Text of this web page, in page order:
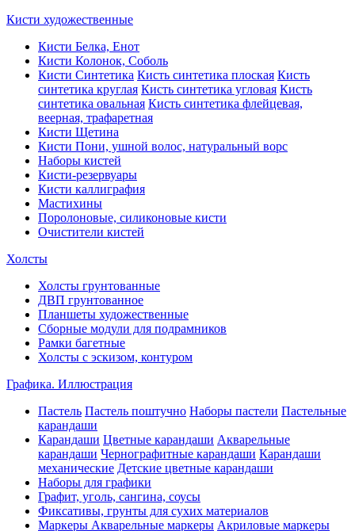
Кисти художественные
Кисти Белка, Енот
Кисти Колонок, Соболь
Кисти Синтетика Кисть синтетика плоская Кисть
синтетика круглая Кисть синтетика угловая Кисть
синтетика овальная Кисть синтетика флейцевая,
веерная, трафаретная
Кисти Щетина
Кисти Пони, ушной волос, натуральный ворс
Наборы кистей
Кисти-резервуары
Кисти каллиграфия
Мастихины
Поролоновые, силиконовые кисти
Очистители кистей
Холсты
Холсты грунтованные
ДВП грунтованное
Планшеты художественные
Сборные модули для подрамников
Рамки багетные
Холсты c эскизом, контуром
Графика. Иллюстрация
Пастель Пастель поштучно Наборы пастели Пастельные
карандаши
Карандаши Цветные карандаши Акварельные
карандаши Чернографитные карандаши Карандаши
механические Детские цветные карандаши
Наборы для графики
Графит, уголь, сангина, соусы
Фиксативы, грунты для сухих материалов
Маркеры Акварельные маркеры Акриловые маркеры